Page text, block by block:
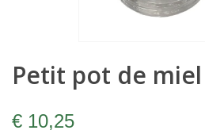
Petit pot de
€ 10,25